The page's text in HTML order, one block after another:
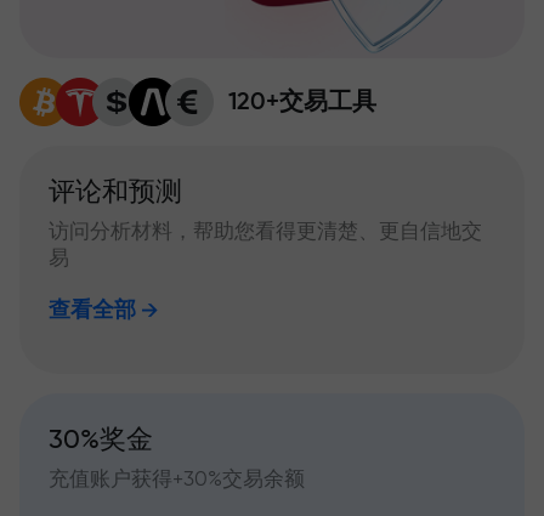
120+交易工具
评论和预测
访问分析材料，帮助您看得更清楚、更自信地交
易
查看全部
30%奖金
充值账户获得+30%交易余额